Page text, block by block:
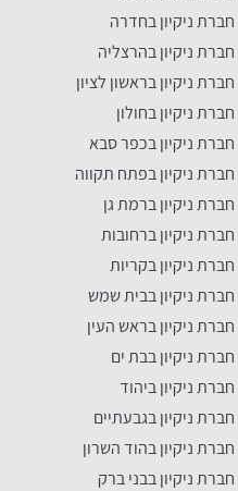
חברת ניקיון בחדרה
חברת ניקיון בהרצליה
חברת ניקיון בראשון לציון
חברת ניקיון בחולון
חברת ניקיון בכפר סבא
חברת ניקיון בפתח תקווה
חברת ניקיון ברמת גן
חברת ניקיון ברחובות
חברת ניקיון בקריות
חברת ניקיון בבית שמש
חברת ניקיון בראש העין
חברת ניקיון בבת ים
חברת ניקיון ביהוד
חברת ניקיון בגבעתיים
חברת ניקיון בהוד השרון
חברת ניקיון בבני ברק